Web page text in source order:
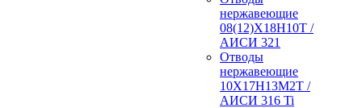
нержавеющие
08(12)Х18Н10Т /
АИСИ 321
Отводы
нержавеющие
10Х17Н13М2Т /
АИСИ 316 Ti